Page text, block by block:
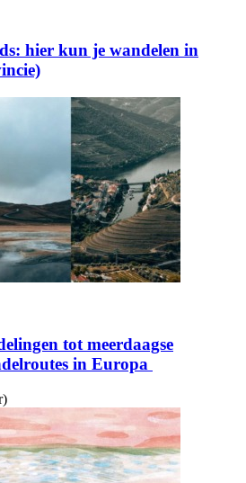
hier kun je wandelen in
tot meerdaagse
in Europa